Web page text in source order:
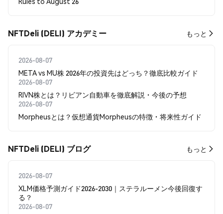
NFTDeli (DELI) アカデミー もっと
2026-08-07
META vs MU株 2026年の投資先はどっち？徹底比較ガイド
2026-08-07
RIVN株とは？リビアン自動車を徹底解説・今後の予想
2026-08-07
Morpheusとは？仮想通貨Morpheusの特徴・将来性ガイド
NFTDeli (DELI) ブログ もっと
2026-08-07
XLM価格予測ガイド2026-2030｜ステラルーメン今後回復す
る？
2026-08-07